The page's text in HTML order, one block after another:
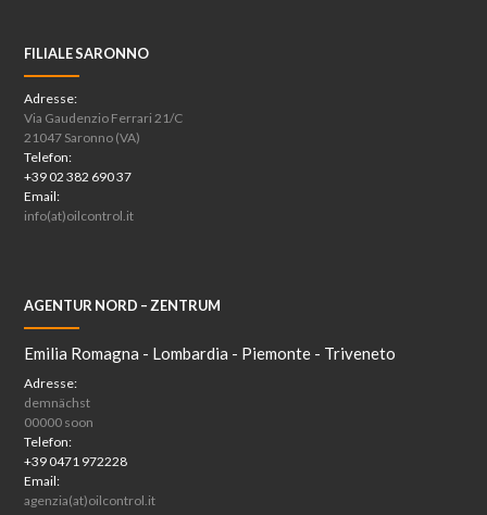
FILIALE SARONNO
Adresse:
Via Gaudenzio Ferrari 21/C
21047 Saronno (VA)
Telefon:
+39 02 382 690 37
Email:
info(at)oilcontrol.it
AGENTUR NORD – ZENTRUM
Emilia Romagna - Lombardia - Piemonte - Triveneto
Adresse:
demnächst
00000 soon
Telefon:
+39 0471 972228
Email:
agenzia(at)oilcontrol.it